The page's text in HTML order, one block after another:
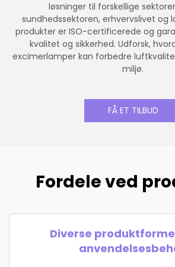
løsninger til forskellige
sundhedssektoren, erhvervslivet og
produkter er ISO-certificerede og
kvalitet og sikkerhed. Udforsk,
excimerlamper kan forbedre
miljø.
FÅ ET TILBUD
Fordele ved
Diverse